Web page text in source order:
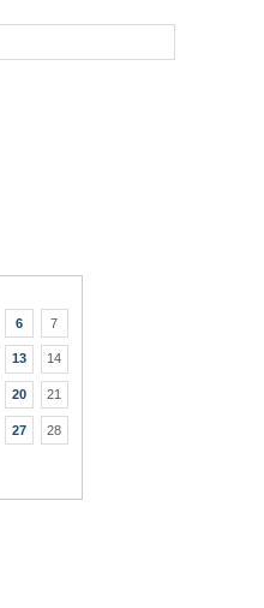
6 7
13 14
20 21
27 28